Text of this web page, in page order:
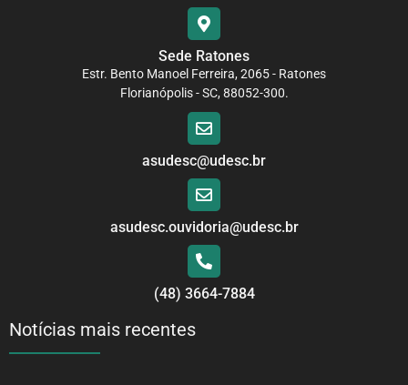
Sede Ratones
Estr. Bento Manoel Ferreira, 2065 - Ratones
Florianópolis - SC, 88052-300.
asudesc@udesc.br
asudesc.ouvidoria@udesc.br
(48) 3664-7884
Notícias mais recentes